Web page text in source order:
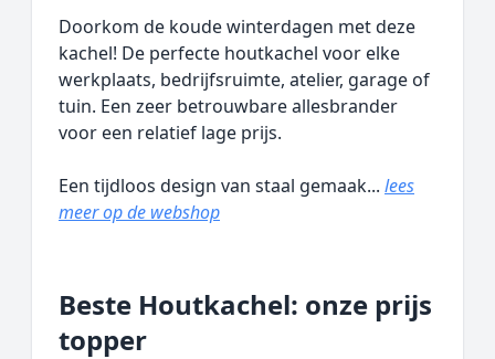
Doorkom de koude winterdagen met deze
kachel! De perfecte houtkachel voor elke
werkplaats, bedrijfsruimte, atelier, garage of
tuin. Een zeer betrouwbare allesbrander
voor een relatief lage prijs.
Een tijdloos design van staal gemaak... lees
meer op de webshop
Beste Houtkachel: onze prijs
topper